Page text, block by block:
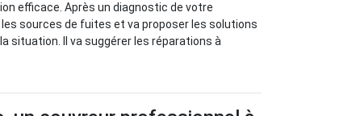
efficace. Après un diagnostic de votre
sources de fuites et va proposer les solutions
situation. Il va suggérer les réparations à